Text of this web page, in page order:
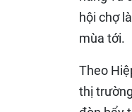
hội chợ
mùa tới.
Theo
thị